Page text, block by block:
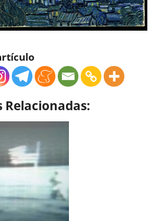
Relacionadas: